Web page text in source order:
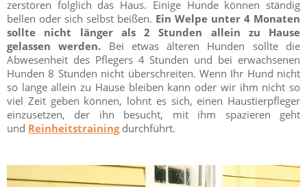
zerstören folglich das Haus. Einige Hunde können ständig
bellen oder sich selbst beißen. Ein Welpe unter 4 Monaten
sollte nicht länger als 2 Stunden allein zu Hause
gelassen werden. Bei etwas älteren Hunden sollte die
Abwesenheit des Pflegers 4 Stunden und bei erwachsenen
Hunden 8 Stunden nicht überschreiten. Wenn Ihr Hund nicht
so lange allein zu Hause bleiben kann oder wir ihm nicht so
viel Zeit geben können, lohnt es sich, einen Haustierpfleger
einzusetzen, der ihn besucht, mit ihm spazieren geht
und Reinheitstrainingdurchführt.